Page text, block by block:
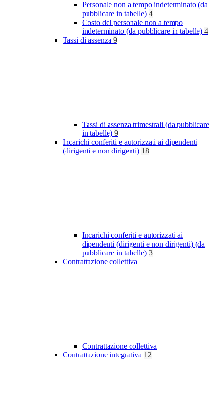
Personale non a tempo indeterminato (da
pubblicare in tabelle) 4
Costo del personale non a tempo
indeterminato (da pubblicare in tabelle) 4
Tassi di assenza 9
Tassi di assenza trimestrali (da pubblicare
in tabelle) 9
Incarichi conferiti e autorizzati ai dipendenti
(dirigenti e non dirigenti) 18
Incarichi conferiti e autorizzati ai
dipendenti (dirigenti e non dirigenti) (da
pubblicare in tabelle) 3
Contrattazione collettiva
Contrattazione collettiva
Contrattazione integrativa 12